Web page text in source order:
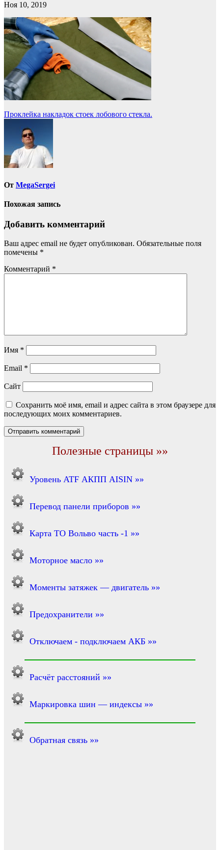
Ноя 10, 2019
Навигация
записям
Проклейка накладок стоек лобового стекла.
От MegaSergei
Похожая запись
Добавить комментарий
Ваш адрес email не будет опубликован. Обязательные поля
помечены *
Комментарий *
Имя *
Email *
Сайт
Сохранить моё имя, email и адрес сайта в этом браузере для
последующих моих комментариев.
Полезные страницы »»
Уровень ATF АКПП AISIN »»
Перевод панели приборов »»
Карта ТО Вольво часть -1 »»
Моторное масло »»
Моменты затяжек — двигатель »»
Предохранители »»
Отключаем - подключаем АКБ »»
Расчёт расстояний »»
Маркировка шин — индексы »»
Обратная связь »»